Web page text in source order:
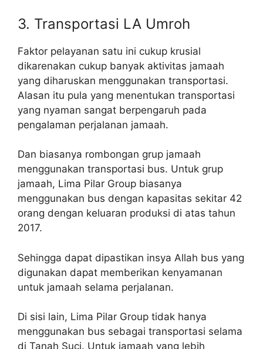
3. Transportasi LA Umroh
Faktor pelayanan satu ini cukup krusial
dikarenakan cukup banyak aktivitas jamaah
yang diharuskan menggunakan transportasi.
Alasan itu pula yang menentukan transportasi
yang nyaman sangat berpengaruh pada
pengalaman perjalanan jamaah.
Dan biasanya rombongan grup jamaah
menggunakan transportasi bus. Untuk grup
jamaah, Lima Pilar Group biasanya
menggunakan bus dengan kapasitas sekitar 42
orang dengan keluaran produksi di atas tahun
2017.
Sehingga dapat dipastikan insya Allah bus yang
digunakan dapat memberikan kenyamanan
untuk jamaah selama perjalanan.
Di sisi lain, Lima Pilar Group tidak hanya
menggunakan bus sebagai transportasi selama
di Tanah Suci. Untuk jamaah yang lebih